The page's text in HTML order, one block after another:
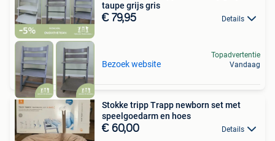
taupe grijs gris
€ 79,95 Details
Bezoek website
Topadvertentie
Vandaag
Stokke tripp Trapp newborn set met
speelgoedarm en hoes
€ 60,00 Details